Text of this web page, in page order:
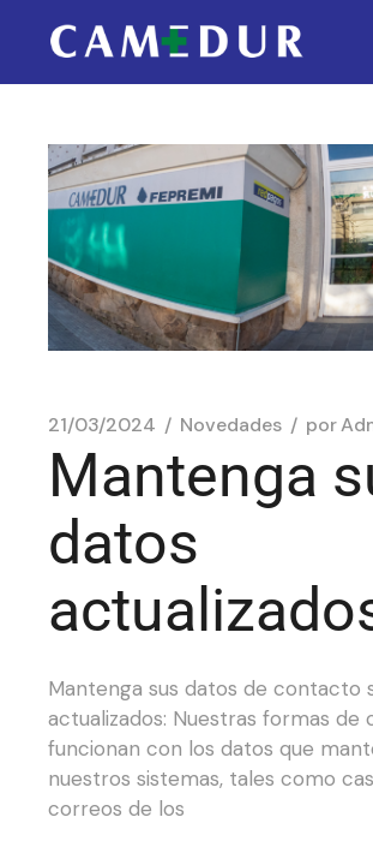
21/03/2024 Novedades por
Mantenga
datos
Mantenga sus datos de contacto
actualizados: Nuestras formas de
funcionan con los datos que
nuestros sistemas, tales como
correos de los